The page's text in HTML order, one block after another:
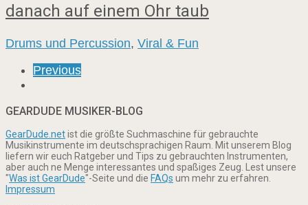
danach auf einem Ohr taub
Drums und Percussion, Viral & Fun
Previous
GEARDUDE MUSIKER-BLOG
GearDude.netist die größte Suchmaschine für gebrauchte
Musikinstrumente im deutschsprachigen Raum. Mit unserem Blog
liefern wir euch Ratgeber und Tips zu gebrauchten Instrumenten,
aber auch ne Menge interessantes und spaßiges Zeug. Lest unsere
"Was ist GearDude"-Seite und die FAQs um mehr zu erfahren.
Impressum